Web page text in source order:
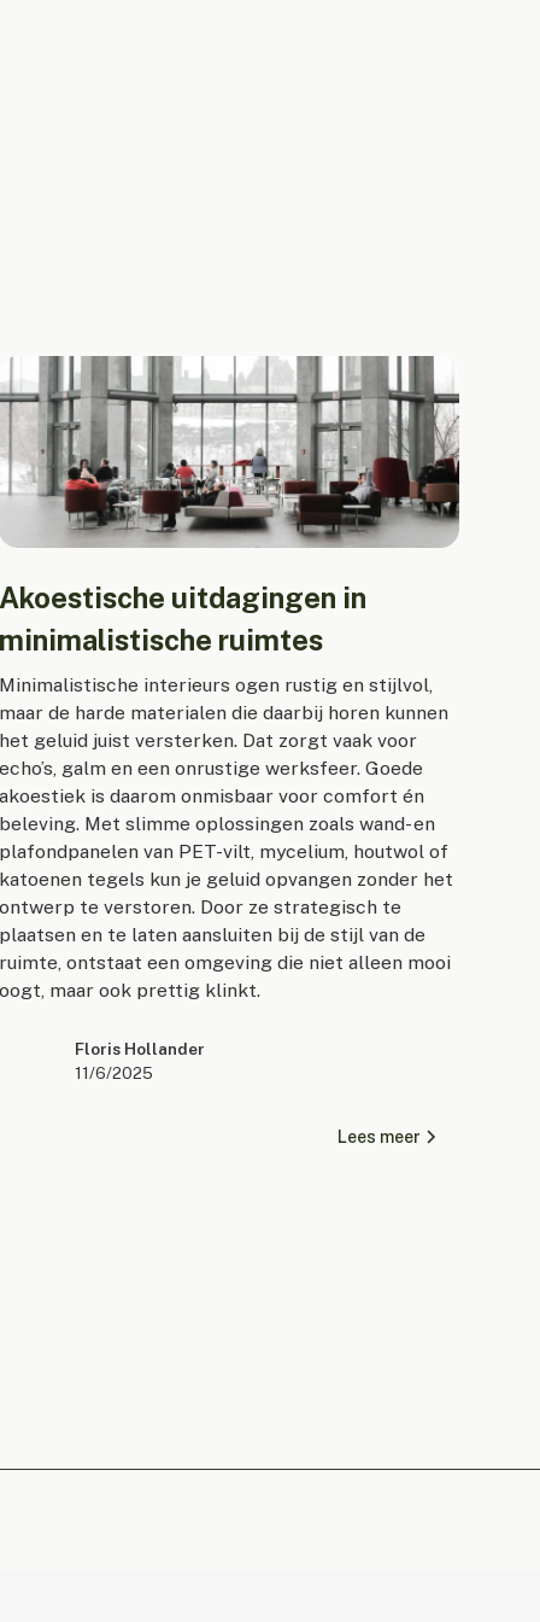
uitdagingen in
ruimtes
interieurs ogen rustig en stijlvol,
de harde materialen die daarbij horen kunnen
geluid juist versterken. Dat zorgt vaak voor
galm en een onrustige werksfeer. Goede
is daarom onmisbaar voor comfort én
Met slimme oplossingen zoals wand- en
van PET-vilt, mycelium, houtwol of
tegels kun je geluid opvangen zonder het
te verstoren. Door ze strategisch te
en te laten aansluiten bij de stijl van de
ontstaat een omgeving die niet alleen mooi
maar ook prettig klinkt.
Floris Hollander
11/6/2025
Lees meer